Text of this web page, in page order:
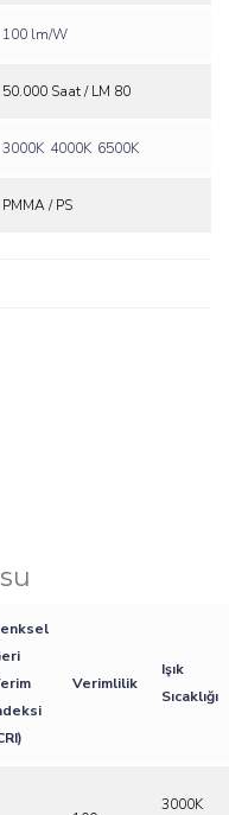
100 lm/W
50.000 Saat / LM 80
3000K 4000K 6500K
PMMA / PS
Verimlilik
Işık
Sıcaklığı
3000K